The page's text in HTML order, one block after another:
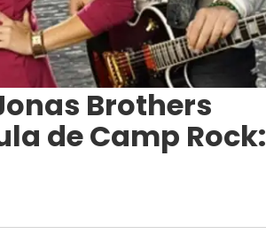
Brothers
de Camp Rock: